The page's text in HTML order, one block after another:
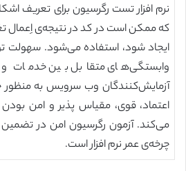
نرم ‌افزار تست رگرسیون برای تعریف
که ممکن است در کد در نتیجه‌ی اِعمال
ایجاد شود، استفاده می‌شود.
وابستگی‌های متقابل بین خدمات و
آزمایش‌کنندگان وب سرویس به ‌منظور
اعتماد، قوی، مقیاس ‌پذیر و امن
می‌کند. آزمون رگرسیون امن در
چرخه‌ی عمر نرم ‌افزار است.